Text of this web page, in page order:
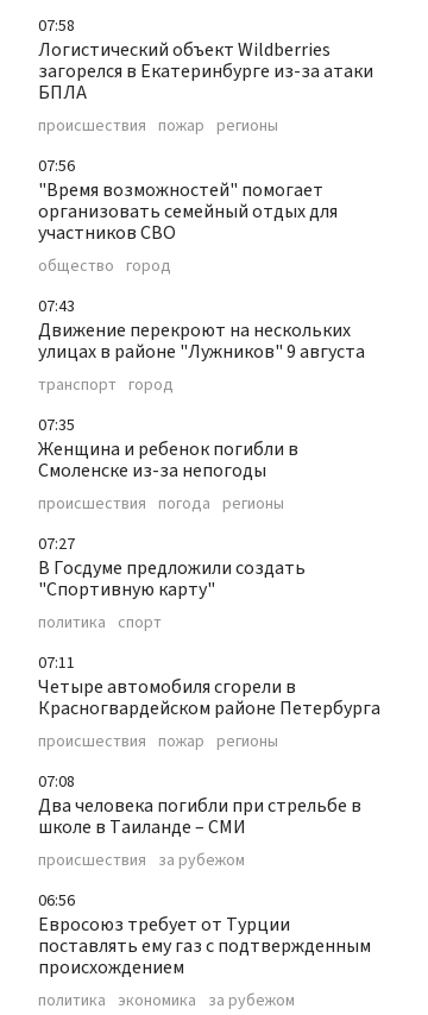
07:58
Логистический объект Wildberries
загорелся в Екатеринбурге из-за атаки
БПЛА
происшествия пожар регионы
07:56
"Время возможностей" помогает
организовать семейный отдых для
участников СВО
общество город
07:43
Движение перекроют на нескольких
улицах в районе "Лужников" 9 августа
транспорт город
07:35
Женщина и ребенок погибли в
Смоленске из-за непогоды
происшествия погода регионы
07:27
В Госдуме предложили создать
"Спортивную карту"
политика спорт
07:11
Четыре автомобиля сгорели в
Красногвардейском районе Петербурга
происшествия пожар регионы
07:08
Два человека погибли при стрельбе в
школе в Таиланде – СМИ
происшествия за рубежом
06:56
Евросоюз требует от Турции
поставлять ему газ с подтвержденным
происхождением
политика экономика за рубежом